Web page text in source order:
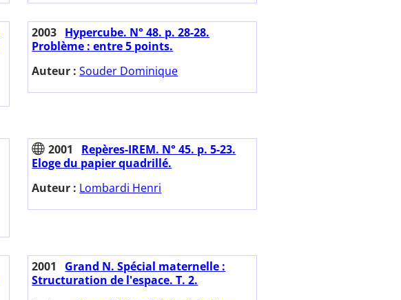
2003 Hypercube. N° 48. p. 28-28.
Problème : entre 5 points.
Auteur :Souder Dominique
2001
Repères-IREM. N° 45. p. 5-23.
Eloge du papier quadrillé.
Auteur : Lombardi Henri
2001
Grand N. Spécial maternelle :
Structuration de l'espace. T. 2.